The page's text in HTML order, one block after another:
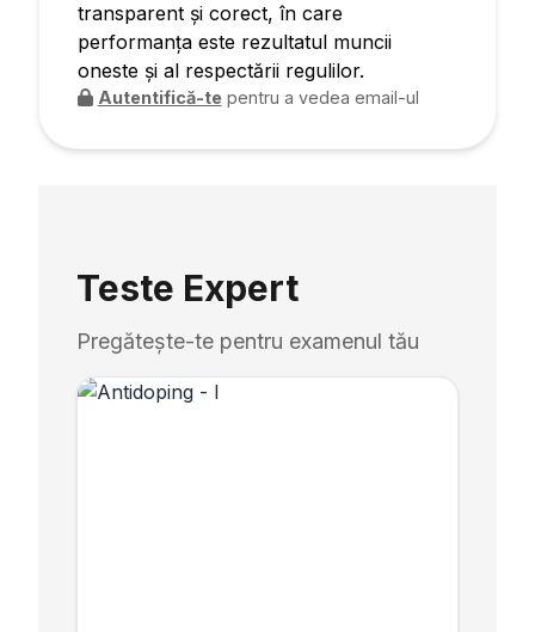
transparent și corect, în care
performanța este rezultatul muncii
oneste și al respectării regulilor.
Autentifică-te pentru a vedea email-ul
Teste Expert
Pregătește-te pentru examenul tău